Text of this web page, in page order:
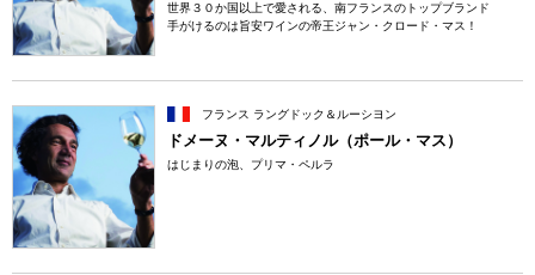
世界３０か国以上で愛される、南フランスのトップブランド
手がけるのは旨安ワインの帝王ジャン・クロード・マス！
フランス ラングドック＆ルーシヨン
ドメーヌ・マルティノル（ポール・マス）
はじまりの泡、プリマ・ペルラ